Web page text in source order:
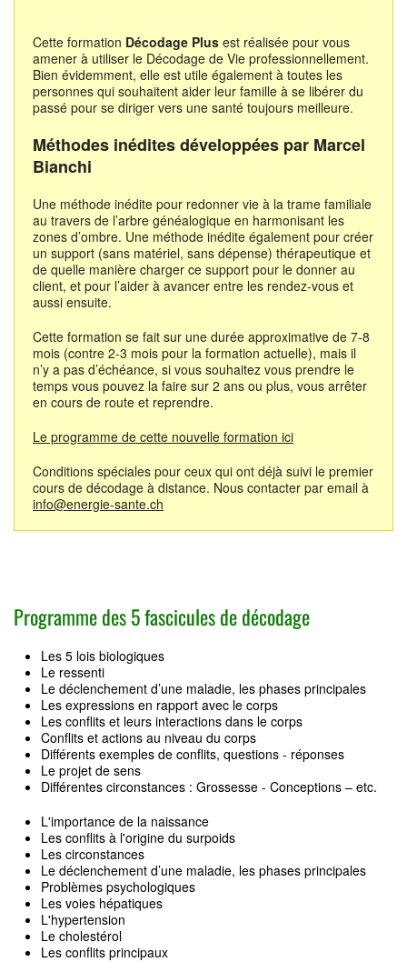
Cette formation Décodage Plus est réalisée pour vous
amener à utiliser le Décodage de Vie professionnellement.
Bien évidemment, elle est utile également à toutes les
personnes qui souhaitent aider leur famille à se libérer du
passé pour se diriger vers une santé toujours meilleure.
Méthodes inédites développées par Marcel
Bianchi
Une méthode inédite pour redonner vie à la trame familiale
au travers de l’arbre généalogique en harmonisant les
zones d’ombre. Une méthode inédite également pour créer
un support (sans matériel, sans dépense) thérapeutique et
de quelle manière charger ce support pour le donner au
client, et pour l’aider à avancer entre les rendez-vous et
aussi ensuite.
Cette formation se fait sur une durée approximative de 7-8
mois (contre 2-3 mois pour la formation actuelle), mais il
n’y a pas d’échéance, si vous souhaitez vous prendre le
temps vous pouvez la faire sur 2 ans ou plus, vous arrêter
en cours de route et reprendre.
Le programme de cette nouvelle formation ici
Conditions spéciales pour ceux qui ont déjà suivi le premier
cours de décodage à distance. Nous contacter par email à
info@energie-sante.ch
Programme des 5 fascicules de décodage
Les 5 lois biologiques
Le ressenti
Le déclenchement d’une maladie, les phases principales
Les expressions en rapport avec le corps
Les conflits et leurs interactions dans le corps
Conflits et actions au niveau du corps
Différents exemples de conflits, questions - réponses
Le projet de sens
Différentes circonstances : Grossesse - Conceptions – etc.
L'importance de la naissance
Les conflits à l'origine du surpoids
Les circonstances
Le déclenchement d’une maladie, les phases principales
Problèmes psychologiques
Les voies hépatiques
L'hypertension
Le cholestérol
Les conflits principaux